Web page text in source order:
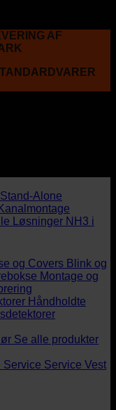
AF
Stand-Alone
Løsninger NH3 i
og Covers Blink og
Montage og
Håndholdte
Se alle produkter
Service Service Vest